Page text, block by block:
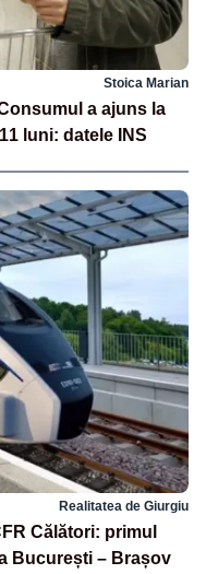
Stoica Marian
a ajuns la
luni: datele INS
Realitatea de Giurgiu
Călători: primul
București – Brașov